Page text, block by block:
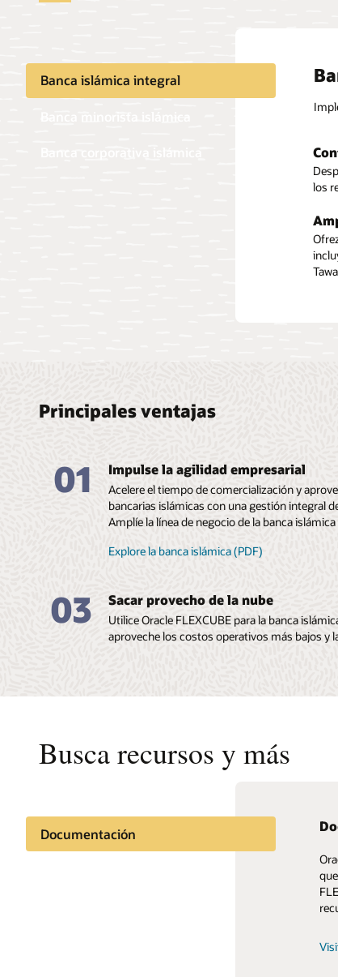
Banca islámica integral
los
los
Principales ventajas
01 Impulse la agilidad empresarial
Acelere el tiempo de comercialización y
bancarias islámicas con una gestión integral
Amplíe la línea de negocio de la banca
Explore la banca islámica (PDF)
03 Sacar provecho de la nube
Utilice Oracle FLEXCUBE para la banca
aproveche los costos operativos más bajos y
Busca recursos y más
Documentación